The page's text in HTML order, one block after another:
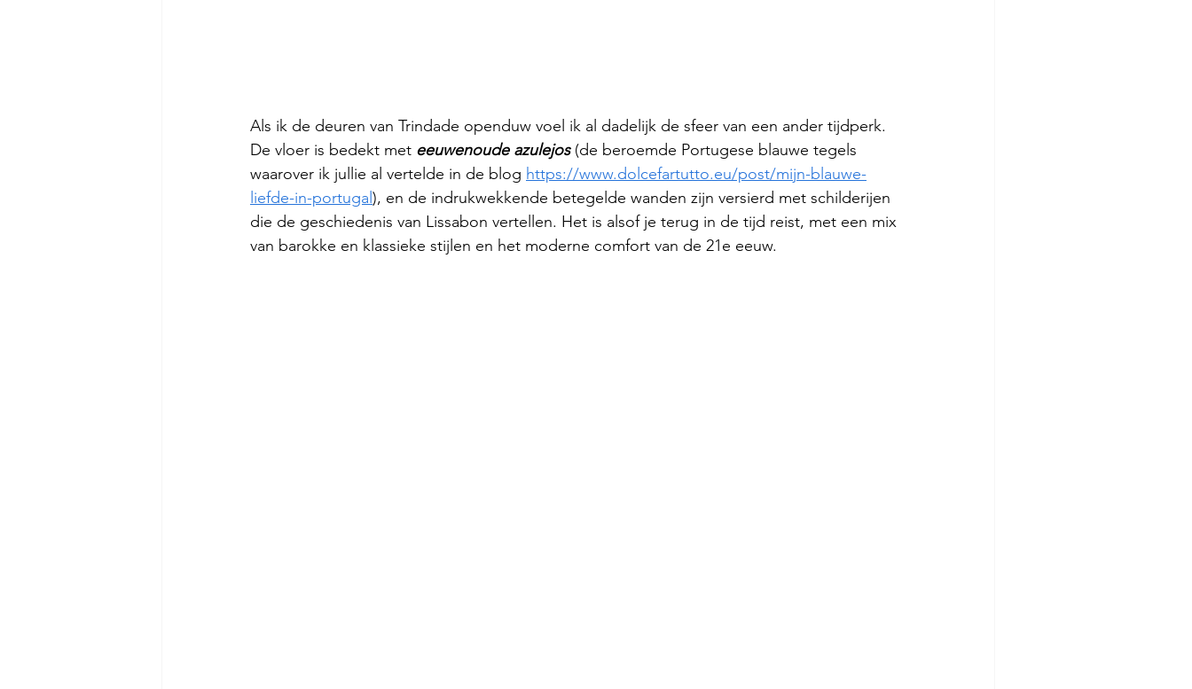
Als ik de deuren van Trindade openduw voel ik al dadelijk de sfeer van een ander tijdperk.
De vloer is bedekt met eeuwenoude azulejos (de beroemde Portugese blauwe tegels
waarover ik jullie al vertelde in de blog https://www.dolcefartutto.eu/post/mijn-blauwe-
liefde-in-portugal ), en de indrukwekkende betegelde wanden zijn versierd met schilderijen
die de geschiedenis van Lissabon vertellen. Het is alsof je terug in de tijd reist, met een mix
van barokke en klassieke stijlen en het moderne comfort van de 21e eeuw.